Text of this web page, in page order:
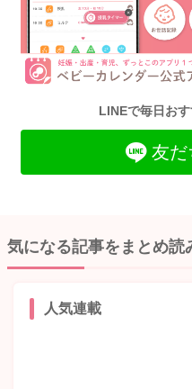
LINEで毎日お
友だ
気になる記事をまとめ読
人気連載